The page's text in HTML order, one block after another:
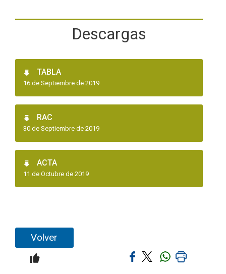
Descargas
TABLA
16 de Septiembre de 2019
RAC
30 de Septiembre de 2019
ACTA
11 de Octubre de 2019
Volver